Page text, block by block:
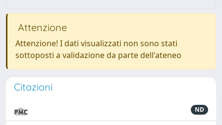
Attenzione
Attenzione! I dati visualizzati non sono stati
sottoposti a validazione da parte dell'ateneo
Citazioni
ND